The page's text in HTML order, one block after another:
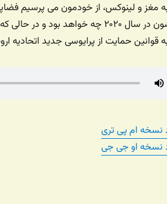
مغز و لینوکس، از خودمون می پرسیم
مشکلشون در سال ۲۰۲۰ چه خواهد
قوانین حمایت از پرایوسی جدید اتحادیه
نسخه ام پی تری
نسخه او جی جی